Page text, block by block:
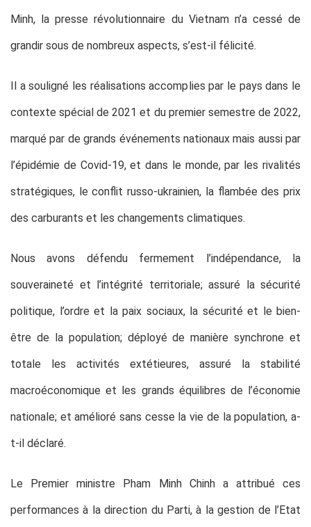
Minh, la presse révolutionnaire du Vietnam n’a cessé de
grandir sous de nombreux aspects, s’est-il félicité.
Il a souligné les réalisations accomplies par le pays dans le
contexte spécial de 2021 et du premier semestre de 2022,
marqué par de grands événements nationaux mais aussi par
l’épidémie de Covid-19, et dans le monde, par les rivalités
stratégiques, le conflit russo-ukrainien, la flambée des prix
des carburants et les changements climatiques.
Nous avons défendu fermement l’indépendance, la
souveraineté et l’intégrité territoriale; assuré la sécurité
politique, l’ordre et la paix sociaux, la sécurité et le bien-
être de la population; déployé de manière synchrone et
totale les activités extétieures, assuré la stabilité
macroéconomique et les grands équilibres de l’économie
nationale; et amélioré sans cesse la vie de la population, a-
t-il déclaré.
Le Premier ministre Pham Minh Chinh a attribué ces
performances à la direction du Parti, à la gestion de l’Etat